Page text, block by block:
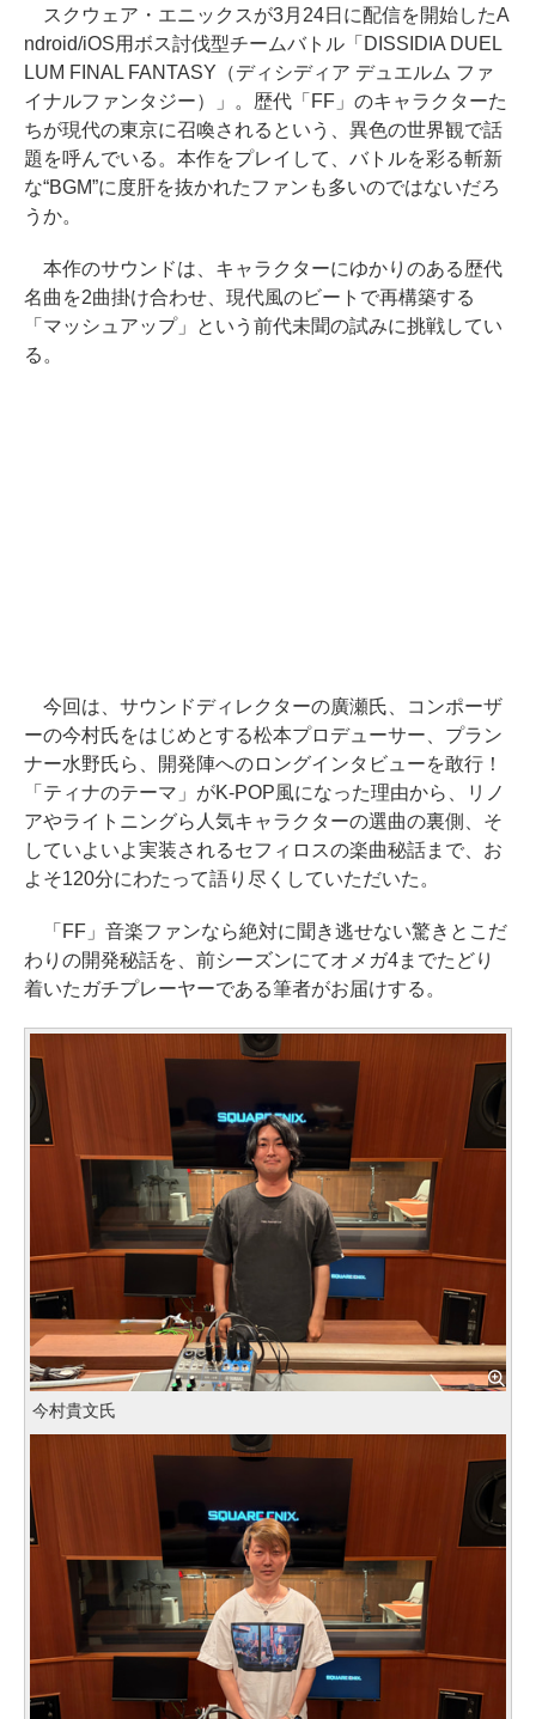
スクウェア・エニックスが3月24日に配信を開始したA
ndroid/iOS用ボス討伐型チームバトル「DISSIDIA DUEL
LUM FINAL FANTASY（ディシディア デュエルム ファ
イナルファンタジー）」。歴代「FF」のキャラクターた
ちが現代の東京に召喚されるという、異色の世界観で話
題を呼んでいる。本作をプレイして、バトルを彩る斬新
な“BGM”に度肝を抜かれたファンも多いのではないだろ
うか。
本作のサウンドは、キャラクターにゆかりのある歴代
名曲を2曲掛け合わせ、現代風のビートで再構築する
「マッシュアップ」という前代未聞の試みに挑戦してい
る。
今回は、サウンドディレクターの廣瀬氏、コンポーザ
ーの今村氏をはじめとする松本プロデューサー、プラン
ナー水野氏ら、開発陣へのロングインタビューを敢行！
「ティナのテーマ」がK-POP風になった理由から、リノ
アやライトニングら人気キャラクターの選曲の裏側、そ
していよいよ実装されるセフィロスの楽曲秘話まで、お
よそ120分にわたって語り尽くしていただいた。
「FF」音楽ファンなら絶対に聞き逃せない驚きとこだ
わりの開発秘話を、前シーズンにてオメガ4までたどり
着いたガチプレーヤーである筆者がお届けする。
今村貴文氏